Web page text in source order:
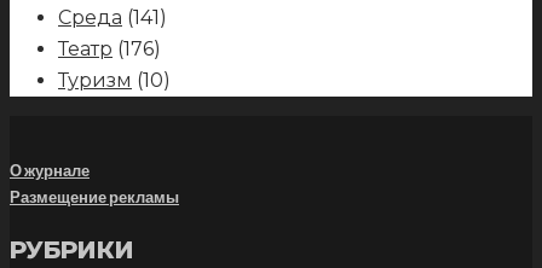
Среда (141)
Театр (176)
Туризм (10)
О журнале
Размещение рекламы
РУБРИКИ